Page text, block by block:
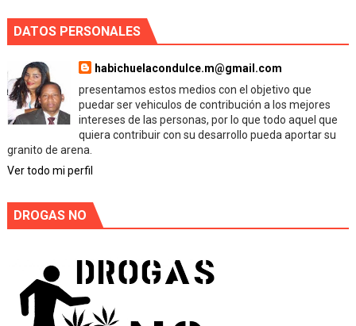
DATOS PERSONALES
habichuelacondulce.m@gmail.com
presentamos estos medios con el objetivo que
puedar ser vehiculos de contribución a los mejores
intereses de las personas, por lo que todo aquel que
quiera contribuir con su desarrollo pueda aportar su
granito de arena.
Ver todo mi perfil
DROGAS NO